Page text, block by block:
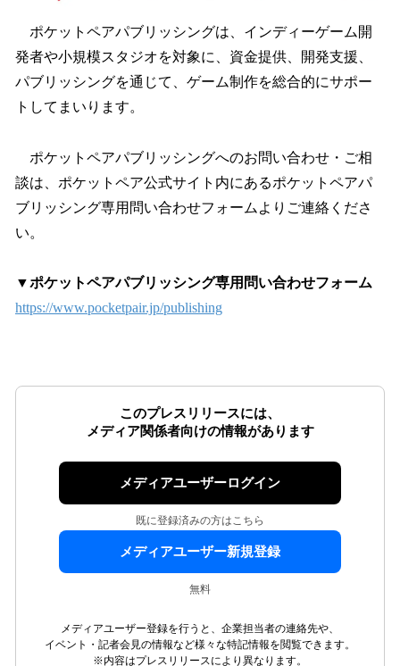
ポケットペアパブリッシングは、インディーゲーム開
発者や小規模スタジオを対象に、資金提供、開発支援、
パブリッシングを通じて、ゲーム制作を総合的にサポー
トしてまいります。
ポケットペアパブリッシングへのお問い合わせ・ご相
談は、ポケットペア公式サイト内にあるポケットペアパ
ブリッシング専用問い合わせフォームよりご連絡くださ
い。
▼ポケットペアパブリッシング専用問い合わせフォーム
https://www.pocketpair.jp/publishing
このプレスリリースには、
メディア関係者向けの情報があります
メディアユーザーログイン
既に登録済みの方はこちら
メディアユーザー新規登録
無料
メディアユーザー登録を行うと、企業担当者の連絡先や、
イベント・記者会見の情報など様々な特記情報を閲覧できます。
※内容はプレスリリースにより異なります。